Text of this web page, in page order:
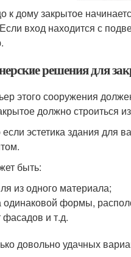
к дому закрытое
вход находится с
решения для
этого сооружения
должно строиться
эстетика здания для
быть:
из одного материала;
одинаковой формы,
фасадов и т.д.
довольно удачных